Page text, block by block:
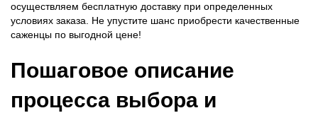
осуществляем бесплатную доставку при определенных
условиях заказа. Не упустите шанс приобрести качественные
саженцы по выгодной цене!
Пошаговое описание
процесса выбора и